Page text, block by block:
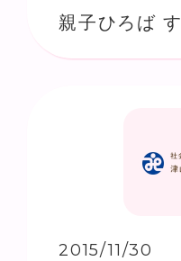
親子ひろば
2015/11/30